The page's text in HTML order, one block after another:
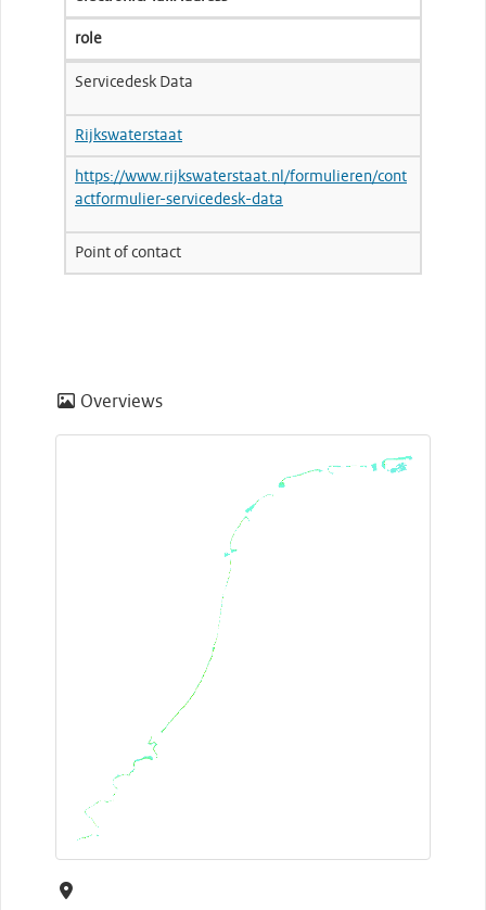
role
Servicedesk Data
Rijkswaterstaat
https://www.rijkswaterstaat.nl/formulieren/cont
actformulier-servicedesk-data
Point of contact
Overviews